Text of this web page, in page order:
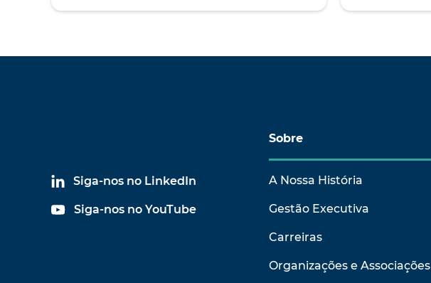
Siga-nos no LinkedIn
Siga-nos no YouTube
Sobre
A Nossa História
Gestão Executiva
Carreiras
Organizações e Associações